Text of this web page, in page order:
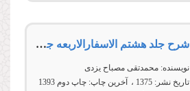
شرح جلد هشتم الاسفارالاربعه جزء 2
نویسنده: محمدتقی مصباح یزدی
تاریخ نشر: 1375 آخرین چاپ: چاپ دوم 1393